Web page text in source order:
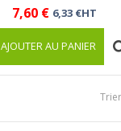
7,60 € 6,33 €HT
AJOUTER AU PANIER